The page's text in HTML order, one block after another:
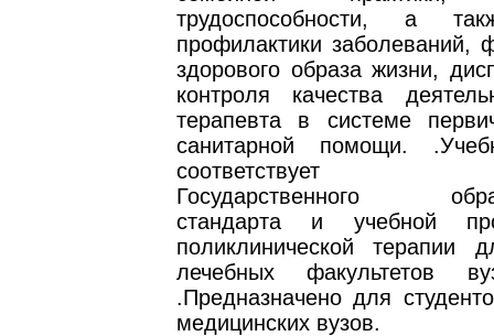
трудоспособности, а
профилактики заболеваний,
здорового образа жизни,
контроля качества
терапевта в системе
санитарной помощи.
соответствует
Государственного
стандарта и учебной
поликлинической терапии
лечебных факультетов
.Предназначено для
медицинских вузов.